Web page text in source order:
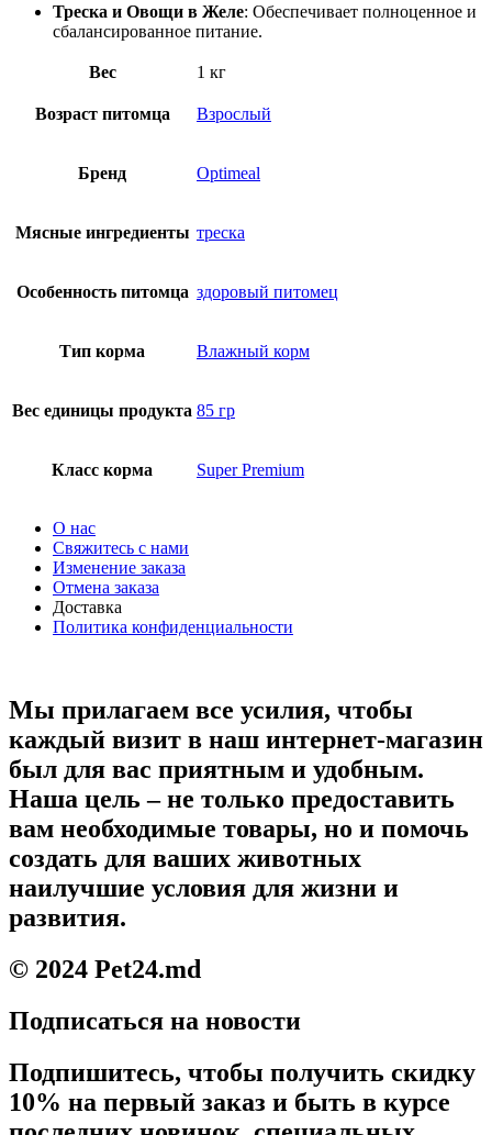
Треска и Овощи в Желе: Обеспечивает полноценное и
сбалансированное питание.
Вес 1 кг
Возраст питомца Взрослый
Бренд Optimeal
Мясные ингредиенты треска
Особенность питомца здоровый питомец
Тип корма Влажный корм
Вес единицы продукта 85 гр
Класс корма Super Premium
О нас
Свяжитесь с нами
Изменение заказа
Отмена заказа
Доставка
Политика конфиденциальности
Мы прилагаем все усилия, чтобы
каждый визит в наш интернет-магазин
был для вас приятным и удобным.
Наша цель – не только предоставить
вам необходимые товары, но и помочь
создать для ваших животных
наилучшие условия для жизни и
развития.
© 2024 Pet24.md
Подписаться на новости
Подпишитесь, чтобы получить скидку
10% на первый заказ и быть в курсе